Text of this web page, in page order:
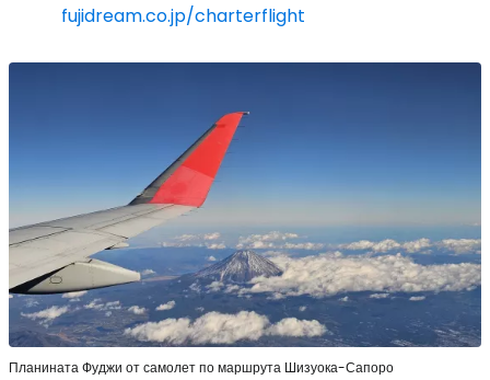
fujidream.co.jp/charterflight
Планината Фуджи от самолет по маршрута Шизуока-Сапоро